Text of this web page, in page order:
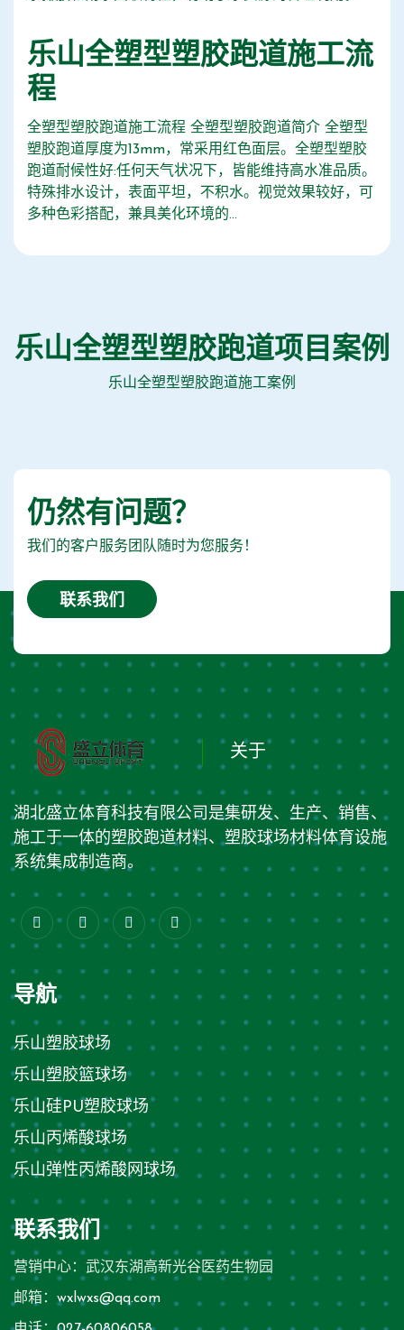
乐山全塑型塑胶跑道施工流
程
全塑型塑胶跑道施工流程 全塑型塑胶跑道简介 全塑型
塑胶跑道厚度为13mm，常采用红色面层。全塑型塑胶
跑道耐候性好:任何天气状况下，皆能维持高水准品质。
特殊排水设计，表面平坦，不积水。视觉效果较好，可
多种色彩搭配，兼具美化环境的...
乐山全塑型塑胶跑道项目案例
乐山全塑型塑胶跑道施工案例
仍然有问题？
我们的客户服务团队随时为您服务！
联系我们
关于
湖北盛立体育科技有限公司是集研发、生产、销售、
施工于一体的塑胶跑道材料、塑胶球场材料体育设施
系统集成制造商。
导航
乐山塑胶球场
乐山塑胶篮球场
乐山硅PU塑胶球场
乐山丙烯酸球场
乐山弹性丙烯酸网球场
联系我们
营销中心：武汉东湖高新光谷医药生物园
邮箱： wxlwxs@qq.com